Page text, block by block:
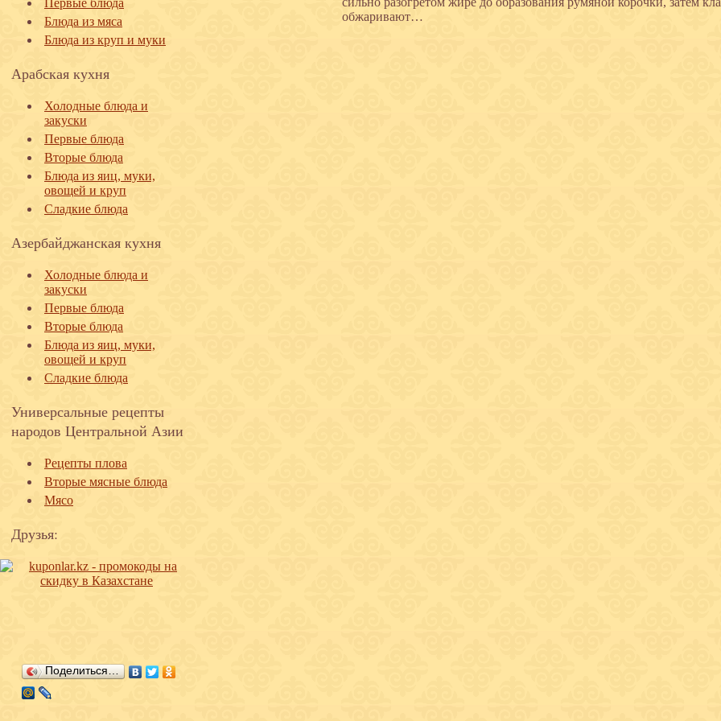
Первые блюда
Блюда из мяса
Блюда из круп и муки
Арабская кухня
Холодные блюда и
закуски
Первые блюда
Вторые блюда
Блюда из яиц, муки,
овощей и круп
Сладкие блюда
Азербайджанская кухня
Холодные блюда и
закуски
Первые блюда
Вторые блюда
Блюда из яиц, муки,
овощей и круп
Сладкие блюда
Универсальные рецепты
народов Центральной Азии
Рецепты плова
Вторые мясные блюда
Мясо
Друзья:
Поделиться…
обжаривают…